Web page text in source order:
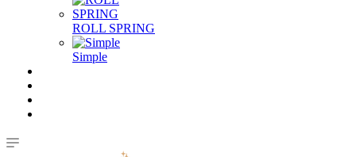
ROLL SPRING
Simple